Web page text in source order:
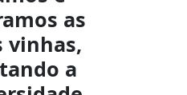
as
vinhas,
a